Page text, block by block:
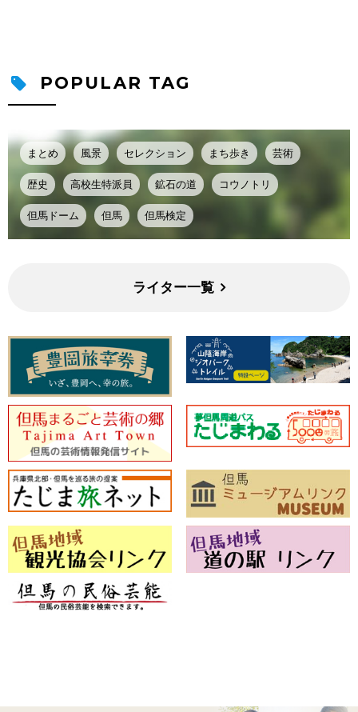
POPULAR TAG
まとめ 風景 セレクション まち歩き 芸術
歴史 高校生特派員 鉱石の道 コウノトリ
但馬ドーム 但馬 但馬検定
ライター一覧